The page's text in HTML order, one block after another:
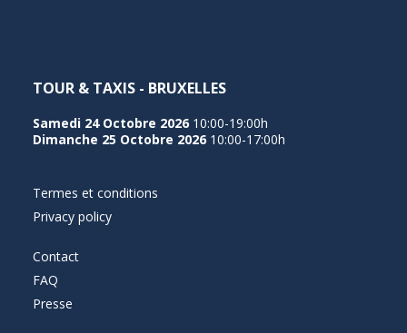
TOUR & TAXIS - BRUXELLES
Samedi 24 Octobre 2026 10:00-19:00h
Dimanche 25 Octobre 2026 10:00-17:00h
Termes et conditions
Privacy policy
Contact
FAQ
Presse